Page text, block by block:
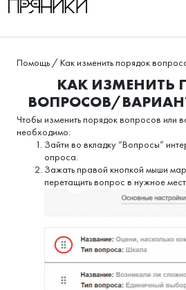
Помощь / Как изменить порядок
КАК ИЗМЕНИТЬ
ВОПРОСОВ/
Чтобы изменить порядок вопросов или
необходимо:
Зайти во вкладку “Вопросы”
опроса.
Зажать правой кнопкой мыши
перетащить вопрос в нужное